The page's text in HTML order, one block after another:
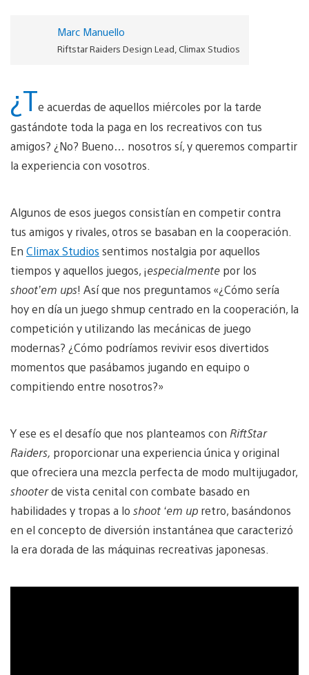
Marc Manuello
Riftstar Raiders Design Lead, Climax Studios
¿Te acuerdas de aquellos miércoles por la tarde
gastándote toda la paga en los recreativos con tus
amigos? ¿No? Bueno… nosotros sí, y queremos compartir
la experiencia con vosotros.
Algunos de esos juegos consistían en competir contra
tus amigos y rivales, otros se basaban en la cooperación.
En Climax Studios sentimos nostalgia por aquellos
tiempos y aquellos juegos, ¡especialmente por los
shoot’em ups! Así que nos preguntamos «¿Cómo sería
hoy en día un juego shmup centrado en la cooperación, la
competición y utilizando las mecánicas de juego
modernas? ¿Cómo podríamos revivir esos divertidos
momentos que pasábamos jugando en equipo o
compitiendo entre nosotros?»
Y ese es el desafío que nos planteamos con RiftStar
Raiders, proporcionar una experiencia única y original
que ofreciera una mezcla perfecta de modo multijugador,
shooterde vista cenital con combate basado en
habilidades y tropas a lo shoot ‘em up retro, basándonos
en el concepto de diversión instantánea que caracterizó
la era dorada de las máquinas recreativas japonesas.